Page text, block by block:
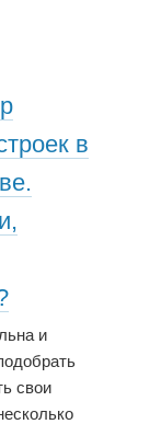
в
и
свои